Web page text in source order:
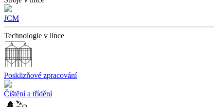
JCM
Technologie v lince
Posklizňové zpracování
Čištění a třídění